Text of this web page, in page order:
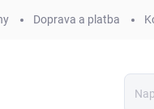
Doprava a platba